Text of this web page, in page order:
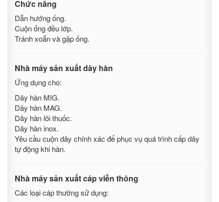
Chức năng
Dẫn hướng ống.
Cuộn ống đều lớp.
Tránh xoắn và gập ống.
Nhà máy sản xuất dây hàn
Ứng dụng cho:
Dây hàn MIG.
Dây hàn MAG.
Dây hàn lõi thuốc.
Dây hàn inox.
Yêu cầu cuộn dây chính xác để phục vụ quá trình cấp dây
tự động khi hàn.
Nhà máy sản xuất cáp viễn thông
Các loại cáp thường sử dụng: